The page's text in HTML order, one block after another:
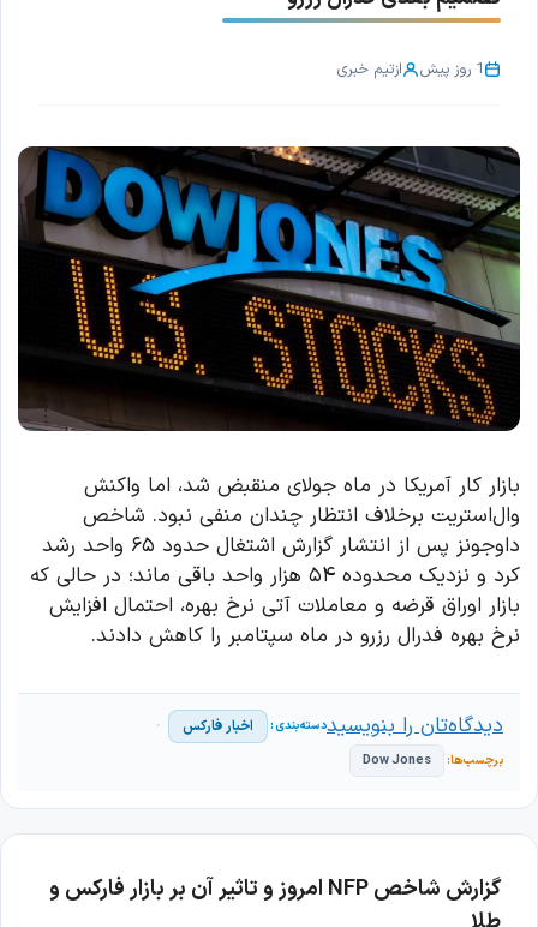
1 روز پیش ازتیم خبری
بازار کار آمریکا در ماه جولای منقبض شد، اما واکنش
وال‌استریت برخلاف انتظار چندان منفی نبود. شاخص
داوجونز پس از انتشار گزارش اشتغال حدود ۶۵ واحد رشد
کرد و نزدیک محدوده ۵۴ هزار واحد باقی ماند؛ در حالی که
بازار اوراق قرضه و معاملات آتی نرخ بهره، احتمال افزایش
نرخ بهره فدرال رزرو در ماه سپتامبر را کاهش دادند.
اخبار فارکس
Dow Jones
دیدگاه‌تان را بنویسید
گزارش شاخص NFP امروز و تاثیر آن بر بازار فارکس و